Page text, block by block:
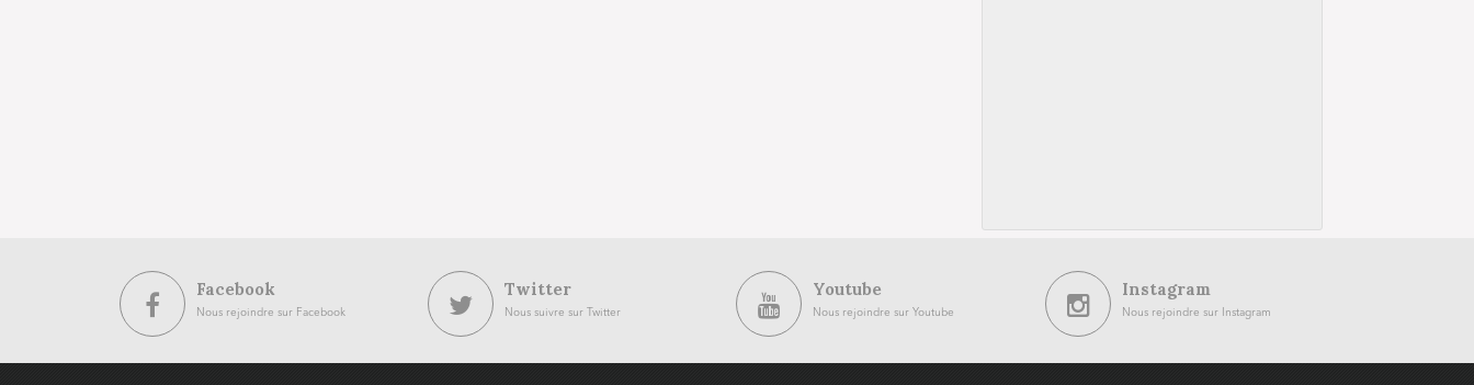
Facebook
Nous rejoindre sur Facebook
Twitter
Nous suivre sur Twitter
Youtube
Nous rejoindre sur Youtube
Instagram
Nous rejoindre sur Instagram